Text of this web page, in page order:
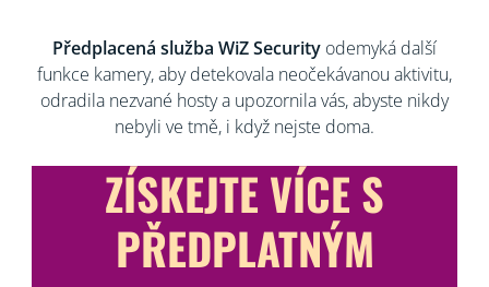
Předplacená služba WiZ Security odemyká další
funkce kamery, aby detekovala neočekávanou aktivitu,
odradila nezvané hosty a upozornila vás, abyste nikdy
nebyli ve tmě, i když nejste doma.
ZÍSKEJTE VÍCE S
PŘEDPLATNÝM